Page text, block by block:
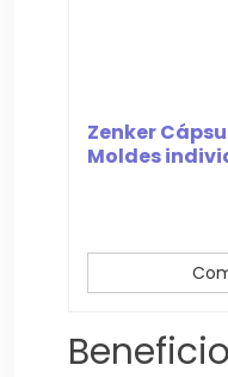
Zenker
Moldes